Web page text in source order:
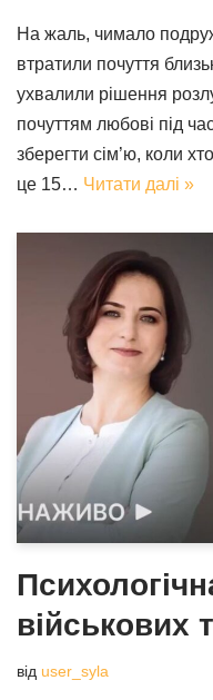
На жаль, чимало
втратили почуття
ухвалили рішення
почуттям любові під
зберегти сім’ю, коли
це 15… Читати далі »
військових
від user_syla